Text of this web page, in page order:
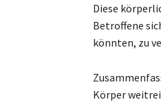
Diese
Betroffene
könnten, zu
Körper